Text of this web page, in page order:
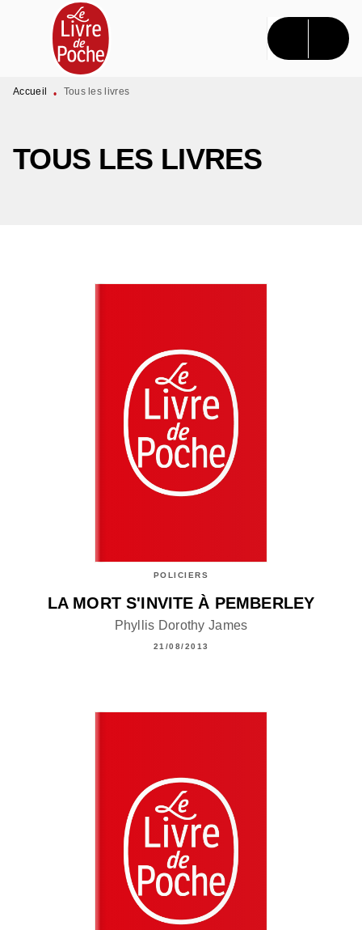
MENU RECHERCHE CONTENU
PIED DE PAGE
Accueil • Tous les livres
TOUS LES LIVRES
POLICIERS
LA MORT S'INVITE À PEMBERLEY
Phyllis Dorothy James
21/08/2013